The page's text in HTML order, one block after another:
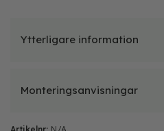
Ytterligare information
Monteringsanvisningar